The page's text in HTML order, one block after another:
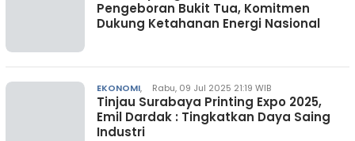
Pengeboran Bukit Tua, Komitmen
Dukung Ketahanan Energi Nasional
EKONOMI, Rabu, 09 Jul 2025 21:19 WIB
Tinjau Surabaya Printing Expo 2025,
Emil Dardak : Tingkatkan Daya Saing
Industri